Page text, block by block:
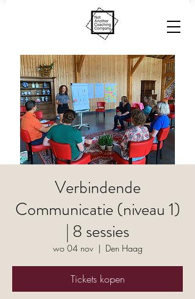
Verbindende
Communicatie (niveau 1)
| 8 sessies
wo 04 nov
  |
Den Haag
Tickets kopen